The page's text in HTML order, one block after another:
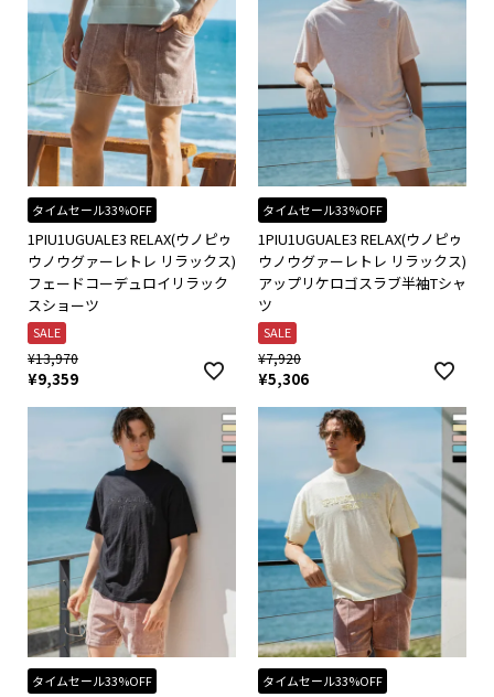
タイムセール33%OFF
1PIU1UGUALE3 RELAX(ウノピゥ
ウノウグァーレトレ リラックス)
フェードコーデュロイリラック
スショーツ
SALE
¥13,970
¥9,359
タイムセール33%OFF
1PIU1UGUALE3 RELAX(ウノピゥ
ウノウグァーレトレ リラックス)
アップリケロゴスラブ半袖Tシャ
ツ
SALE
¥7,920
¥5,306
タイムセール33%OFF タイムセール33%OFF